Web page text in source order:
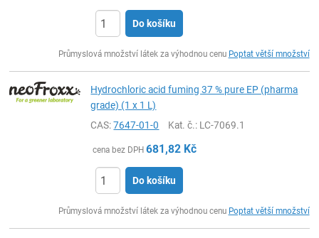
Do košíku
Průmyslová množství látek za výhodnou cenu Poptat větší množství
Hydrochloric acid fuming 37 % pure EP (pharma
grade) (1 x 1 L)
CAS:7647-01-0 Kat. č.: LC-7069.1
cena bez DPH 681,82 Kč
Do košíku
Průmyslová množství látek za výhodnou cenu Poptat větší množství